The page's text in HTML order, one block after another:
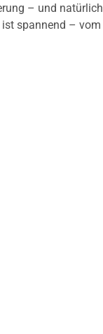
– und
spannend –